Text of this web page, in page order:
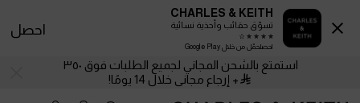
استمتع بالشحن المجاني لجميع الطلبات فوق ٣٥٠
+ إرجاع مجاني خلال 14 يومًا!
CHARLES & KEITH
تسوّق حقائب وأحذية نسائية
احصلحمّل من خلال Google Play
احصل